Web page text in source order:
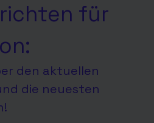
für
den aktuellen
die neuesten